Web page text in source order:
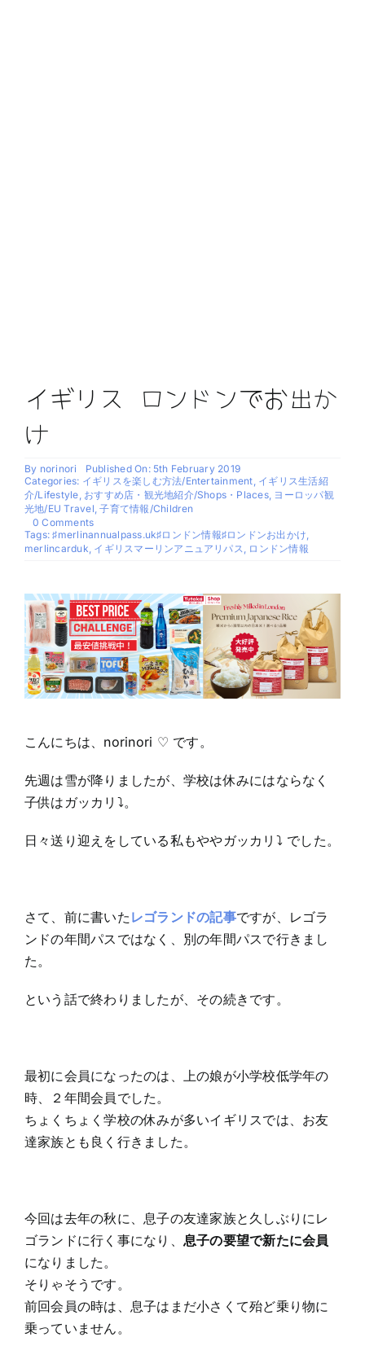
イギリス ロンドンでお出か
け
By norinori
Published On: 5th February 2019
Categories: イギリスを楽しむ方法/Entertainment, イギリス生活紹
介/Lifestyle, おすすめ店・観光地紹介/Shops・Places, ヨーロッパ観
光地/EU Travel,子育て情報/Children
0 Commentson
イ
ギ
ン
ド
ン
で
お
出
か
け
Tags:♯merlinannualpass.uk♯ロンドン情報♯ロンドンお出かけ,
merlincarduk, イギリスマーリンアニュアリパス, ロンドン情報
こんにちは、norinori ♡ です。
先週は雪が降りましたが、学校は休みにはならなく
子供はガッカリ⤵︎。
日々送り迎えをしている私もややガッカリ⤵︎ でした。
さて、前に書いた レゴランドの記事ですが、レゴラ
ンドの年間パスではなく、別の年間パスで行きまし
た。
という話で終わりましたが、その続きです。
最初に会員になったのは、上の娘が小学校低学年の
時、２年間会員でした。
ちょくちょく学校の休みが多いイギリスでは、お友
達家族とも良く行きました。
今回は去年の秋に、息子の友達家族と久しぶりにレ
ゴランドに行く事になり、 息子の要望で新たに会員
になりました。
そりゃそうです。
前回会員の時は、息子はまだ小さくて殆ど乗り物に
乗っていません。